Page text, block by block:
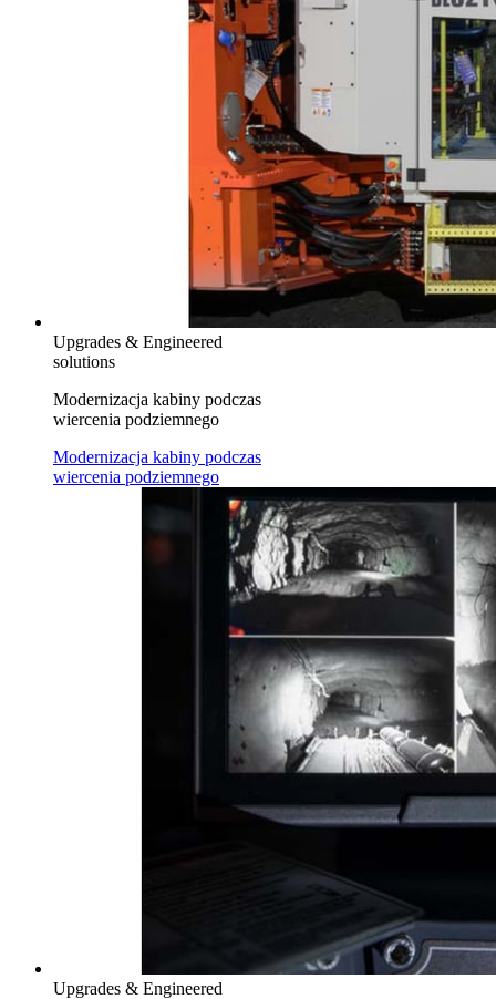
Upgrades & Engineered
solutions
Modernizacja kabiny podczas
wiercenia podziemnego
Modernizacja kabiny podczas
wiercenia podziemnego
Upgrades & Engineered